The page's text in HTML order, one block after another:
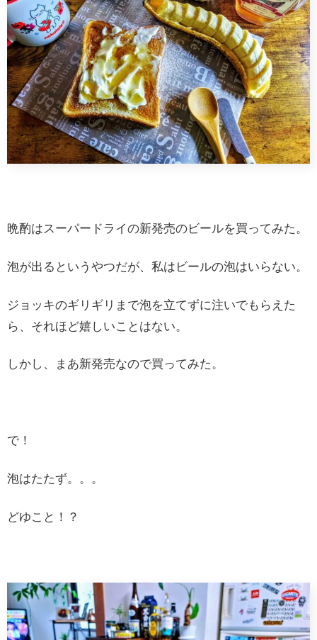
晩酌はスーパードライの新発売のビールを買ってみた。
泡が出るというやつだが、私はビールの泡はいらない。
ジョッキのギリギリまで泡を立てずに注いでもらえた
ら、それほど嬉しいことはない。
しかし、まあ新発売なので買ってみた。
で！
泡はたたず。。。
どゆこと！？